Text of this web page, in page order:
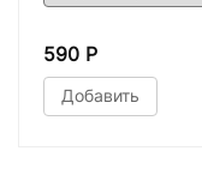
590 Р
Добавить